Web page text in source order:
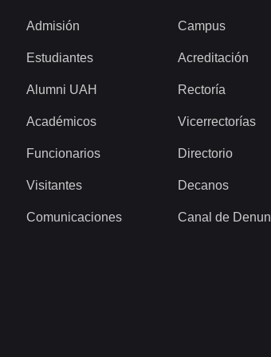
Admisión
Estudiantes
Alumni UAH
Académicos
Funcionarios
Visitantes
Comunicaciones
Campus
Acreditación
Rectoría
Vicerrectorías
Directorio
Decanos
Canal de